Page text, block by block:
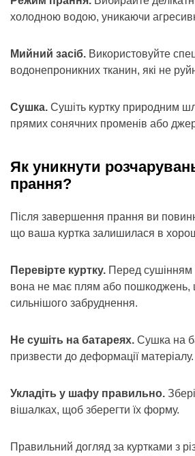
холодною водою, уникаючи
Мийний засіб. Використовуйте
водонепроникних тканин, які не
Сушка. Сушіть куртку природним
прямих сонячних променів або
Як уникнути
прання?
Після завершення прання ви
що ваша куртка залишилася в
Перевірте куртку. Перед
вона не має плям або пошкоджень,
сильнішого забруднення.
Не сушіть на батареях. Сушка на
призвести до деформації матеріалу.
Укладіть у шафу правильно.
вішалках, щоб зберегти їх форму.
Правильний догляд за куртками з